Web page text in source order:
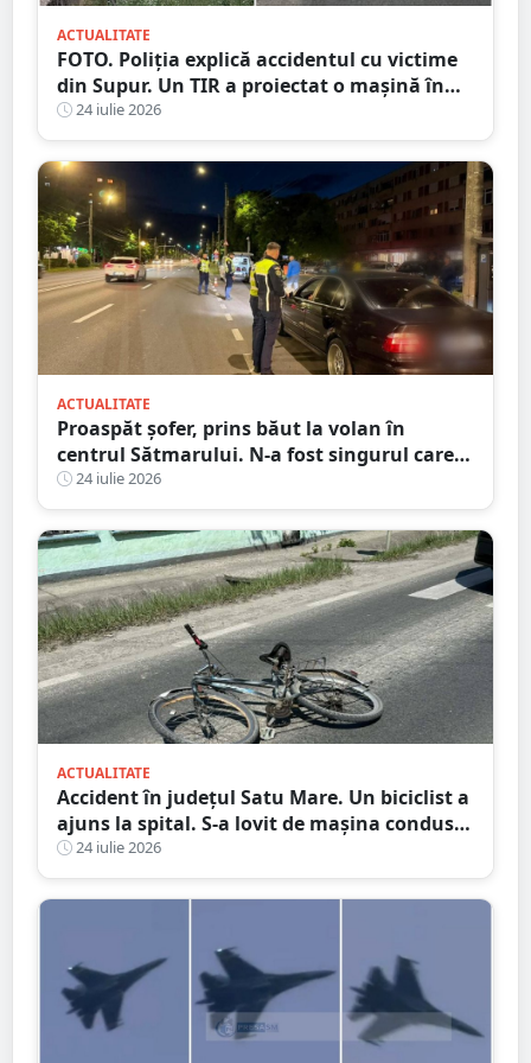
ACTUALITATE
FOTO. Poliția explică accidentul cu victime
din Supur. Un TIR a proiectat o mașină în
șanț24 iulie 2026
ACTUALITATE
Proaspăt șofer, prins băut la volan în
centrul Sătmarului. N-a fost singurul care a
călcat pe bec
24 iulie 2026
ACTUALITATE
Accident în județul Satu Mare. Un biciclist a
ajuns la spital. S-a lovit de mașina condusă
de un tânăr șofer
24 iulie 2026